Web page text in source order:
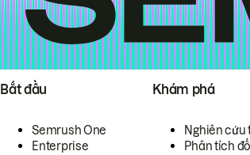
Bắt đầu
Semrush One
Enterprise
Khám phá
Nghiên cứu
Phân tích